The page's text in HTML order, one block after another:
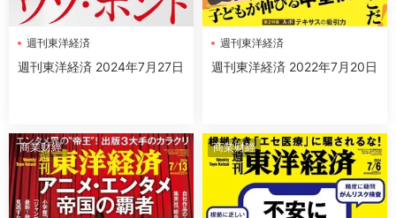
週刊東洋経済
週刊東洋経済 2024年7月27日
週刊東洋経済
週刊東洋経済 2022年7月20日
商業财經 商業财經